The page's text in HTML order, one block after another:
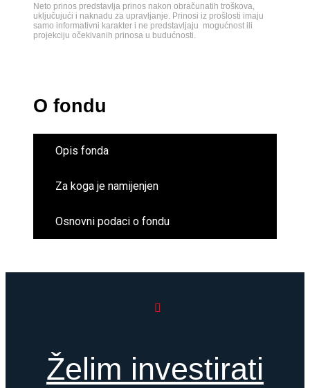
Neto prinos predstavlja prinos nakon obračunatih troškova,
uključujući i naknadu za upravljanje. Prinosi iz prošlosti imaju
samo informativni karakter i ne predstavljaju mogućnost ili
projekciju očekivanih prinosa u budućnosti.
O fondu
Opis fonda
Za koga je namijenjen
Osnovni podaci o fondu
Želim investirati